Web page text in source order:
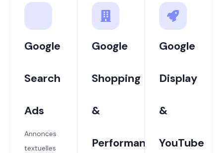
Google
Search
Ads
Annonces
textuelles
Google
Shopping
&
Performance
Google
Display
&
YouTube